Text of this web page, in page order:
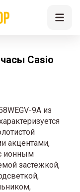
Casio
9A из
акцентами,
ионным
застёжкой,